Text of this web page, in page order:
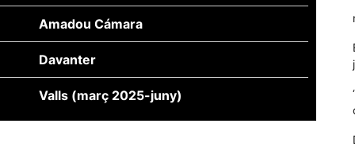
Amadou Cámara
Davanter
Valls (març 2025-juny)